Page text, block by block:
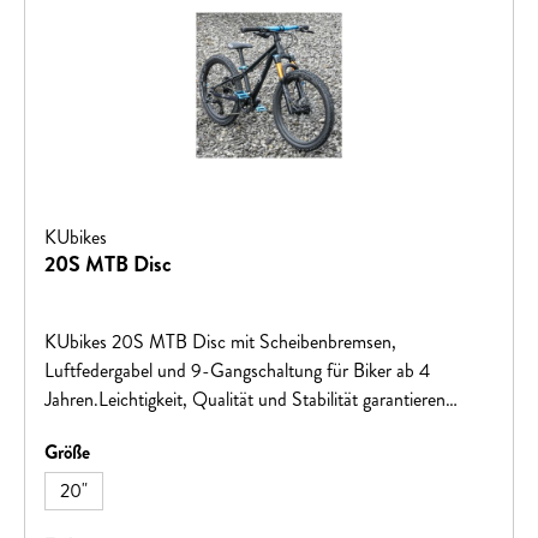
KUbikes
20S MTB Disc
KUbikes 20S MTB Disc mit Scheibenbremsen,
Luftfedergabel und 9-Gangschaltung für Biker ab 4
Jahren.Leichtigkeit, Qualität und Stabilität garantieren
Größeauswählen
20"